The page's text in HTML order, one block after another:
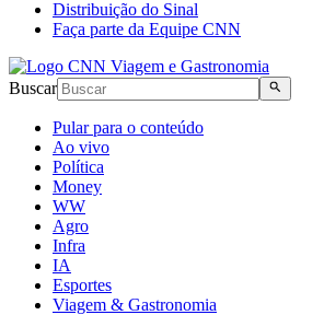
Distribuição do Sinal
Faça parte da Equipe CNN
Buscar
Pular para o conteúdo
Ao vivo
Política
Money
WW
Agro
Infra
IA
Esportes
Viagem & Gastronomia